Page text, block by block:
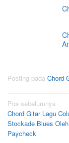
Posting pada Chord
Navigasi
pos
Pos sebelumnya
Chord Gitar Lagu
Stockade Blues
Paycheck